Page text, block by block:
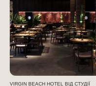
VIRGIN BEACH HOTEL ВІД СТУДІЇ